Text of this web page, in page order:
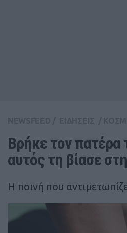
Βρήκε τον πατέρα
αυτός τη βίασε
Η ποινή που